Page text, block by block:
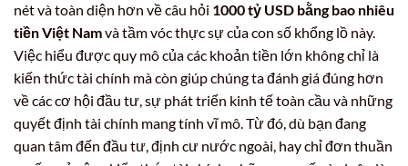
nét và toàn diện hơn về câu hỏi 1000 tỷ USD bằng bao nhiêu
tiền Việt Namvà tầm vóc thực sự của con số khổng lồ này.
Việc hiểu được quy mô của các khoản tiền lớn không chỉ là
kiến thức tài chính mà còn giúp chúng ta đánh giá đúng hơn
về các cơ hội đầu tư, sự phát triển kinh tế toàn cầu và những
quyết định tài chính mang tính vĩ mô. Từ đó, dù bạn đang
quan tâm đến đầu tư, định cư nước ngoài, hay chỉ đơn thuần